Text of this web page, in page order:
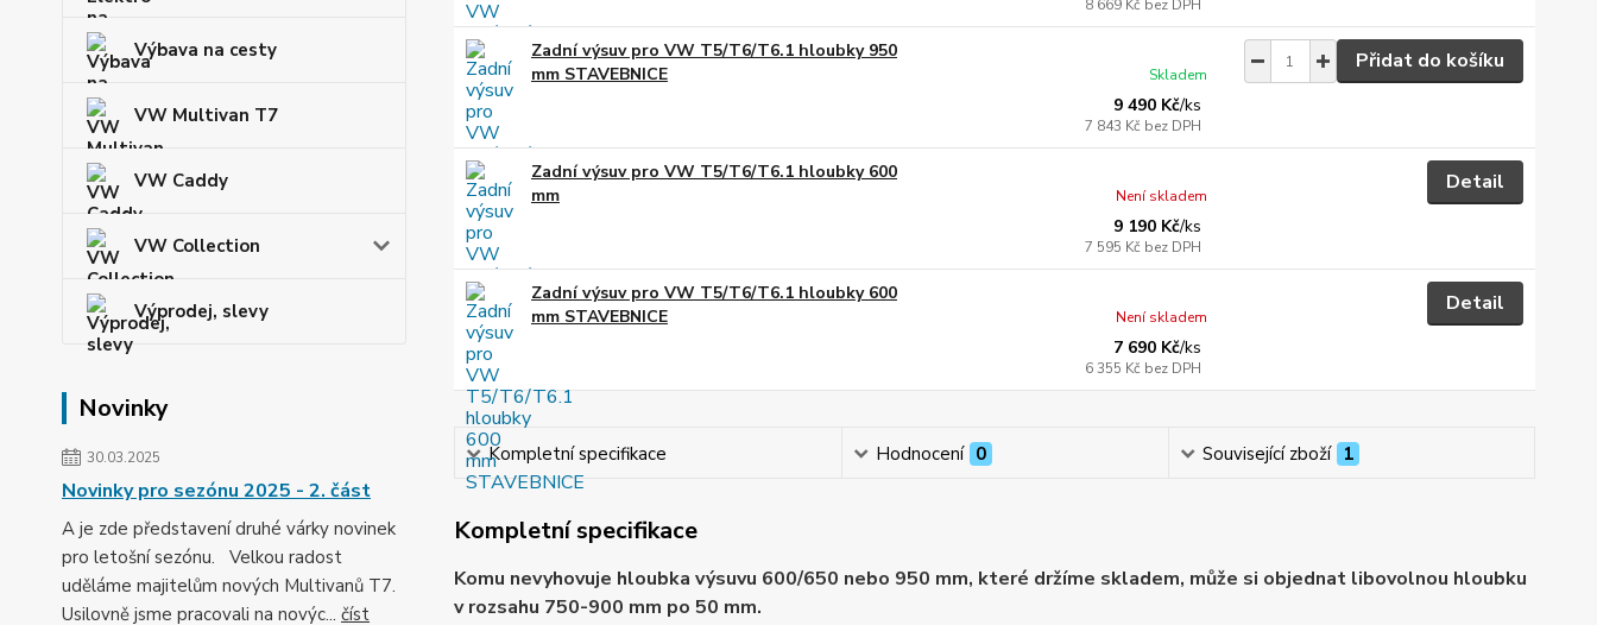
Výbava na cesty
VW Multivan T7
VW Caddy
VW Collection
Výprodej, slevy
Novinky
30.03.2025
Novinky pro sezónu 2025 - 2. část
A je zde představení druhé várky novinek
pro letošní sezónu. Velkou radost
uděláme majitelům nových Multivanů T7.
Usilovně jsme pracovali na novýc... číst
8 669 Kč bez DPH
Zadní výsuv pro VW T5/T6/T6.1 hloubky 950
mm STAVEBNICE
9 490 Kč/ks
7 843 Kč bez DPH
Skladem
Přidat do košíku
Zadní výsuv pro VW T5/T6/T6.1 hloubky 600
mm
9 190 Kč/ks
7 595 Kč bez DPH
Není skladem
Detail
Zadní výsuv pro VW T5/T6/T6.1 hloubky 600
mm STAVEBNICE
7 690 Kč/ks
6 355 Kč bez DPH
Není skladem
Detail
Kompletní specifikace Hodnocení 0 Související zboží 1
Kompletní specifikace
Komu nevyhovuje hloubka výsuvu 600/650 nebo 950 mm, které držíme skladem, může si objednat libovolnou hloubku
v rozsahu 750-900 mm po 50 mm.